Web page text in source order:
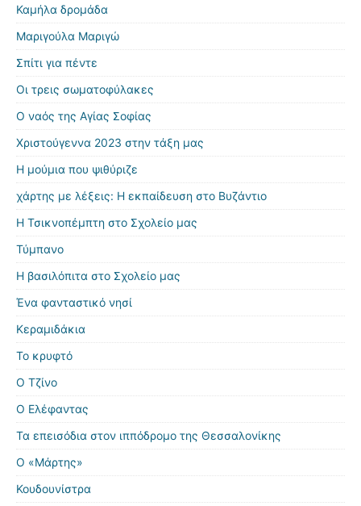
Καμήλα δρομάδα
Μαριγούλα Μαριγώ
Σπίτι για πέντε
Οι τρεις σωματοφύλακες
Ο ναός της Αγίας Σοφίας
Χριστούγεννα 2023 στην τάξη μας
Η μούμια που ψιθύριζε
χάρτης με λέξεις: Η εκπαίδευση στο Βυζάντιο
Η Τσικνοπέμπτη στο Σχολείο μας
Τύμπανο
Η βασιλόπιτα στο Σχολείο μας
Ένα φανταστικό νησί
Κεραμιδάκια
Το κρυφτό
Ο Τζίνο
Ο Ελέφαντας
Τα επεισόδια στον ιππόδρομο της Θεσσαλονίκης
Ο «Μάρτης»
Κουδουνίστρα